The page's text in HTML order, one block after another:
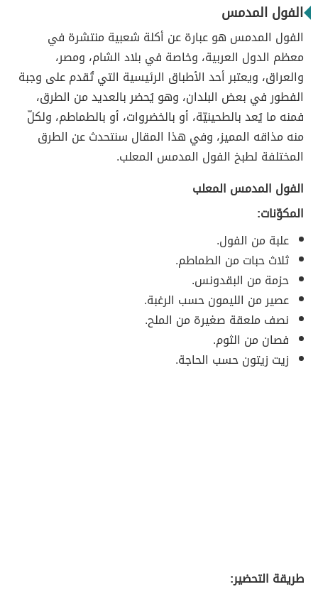
الفول المدمس
الفول المدمس هو عبارة عن أكلة شعبية منتشرة في
معظم الدول العربية، وخاصة في بلاد الشام، ومصر،
والعراق، ويعتبر أحد الأطباق الرئيسية التي تُقدم على وجبة
الفطور في بعض البلدان، وهو يُحضر بالعديد من الطرق،
فمنه ما يُعد بالطحينيّة، أو بالخضروات، أو بالطماطم، ولكلّ
منه مذاقه المميز، وفي هذا المقال سنتحدث عن الطرق
المختلفة لطبخ الفول المدمس المعلب.
الفول المدمس المعلب
المكوّنات:
علبة من الفول.
ثلاث حبات من الطماطم.
حزمة من البقدونس.
عصير من الليمون حسب الرغبة.
نصف ملعقة صغيرة من الملح.
فصان من الثوم.
زيت زيتون حسب الحاجة.
طريقة التحضير: